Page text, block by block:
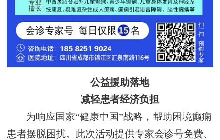
公益援助落地
减轻患者经济负担
为响应国家“健康中国”战略，帮助困境癫痫
患者摆脱困扰。此次活动提供专家会诊号免费、